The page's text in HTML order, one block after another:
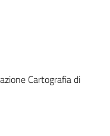
Cartografia di